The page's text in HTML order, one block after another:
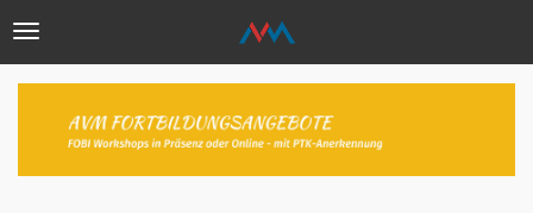
Direkt
Toggle
navigation